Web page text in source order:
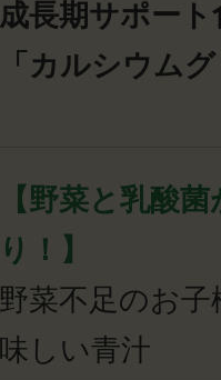
成長期サポート
「カルシウム
【野菜と乳酸
り！】
野菜不足のお
味しい青汁